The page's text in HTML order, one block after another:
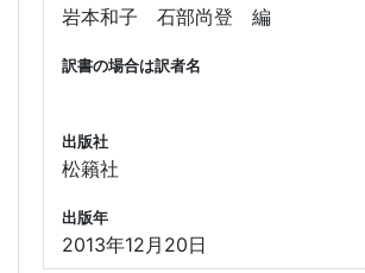
岩本和子 石部尚登 編
訳書の場合は訳者名
出版社
松籟社
出版年
2013年12月20日